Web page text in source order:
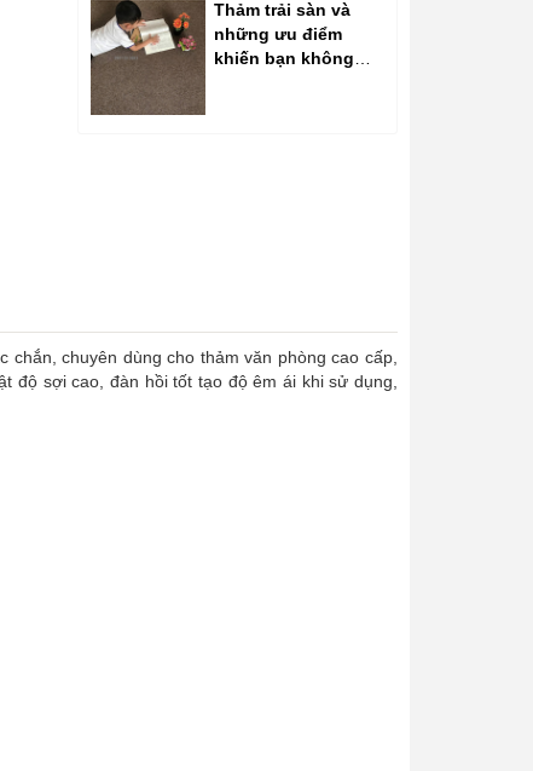
Thảm trải sàn và
những ưu điểm
khiến bạn không
chuyên dùng cho thảm văn phòng cao cấp,
độ sợi cao, đàn hồi tốt tạo độ êm ái khi sử dụng,